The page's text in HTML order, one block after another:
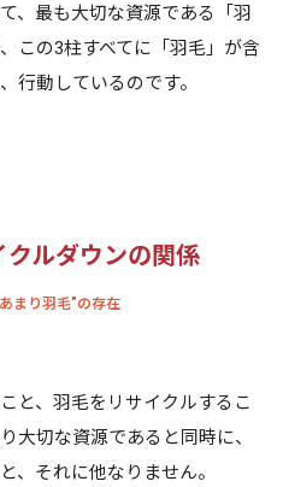
、最も大切な資源である「羽
この3柱すべてに「羽毛」が含
行動しているのです。
ルダウンの関係
まり羽毛"の存在
と、羽毛をリサイクルするこ
大切な資源であると同時に、
、それに他なりません。